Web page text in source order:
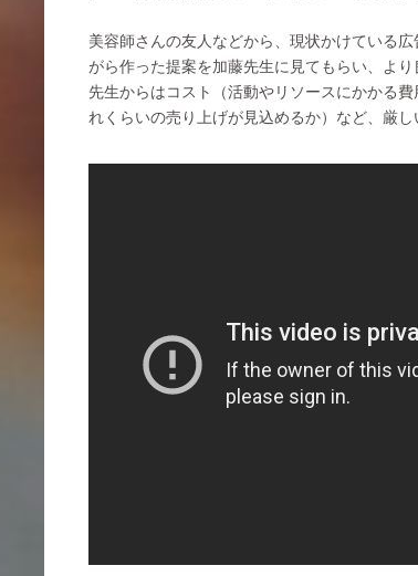
美容師さんの友人などから、現状かけている
がら作った提案を加藤先生に見てもらい、よ
先生からはコスト（活動やリソースにかかる
れくらいの売り上げが見込めるか）など、厳し